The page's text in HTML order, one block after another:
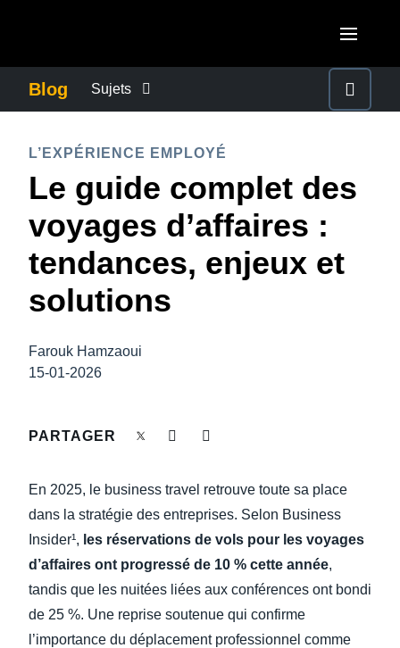
Canada (Français)
México (Español)
Brasil (Português)
EUROPE
United Kingdom (English)
France (Français)
Deutschland (Deutsch)
Finland (English)
España (Español)
Norway (English)
ASIA PACIFIC
Australia (English)
India (English)
Blog Sujets
CONTINUITÉ DES AFFAIRES
CONTRÔLE DES COÛTS DE L’ENTREPRISE
CROISSANCE ET OPTIMISATION
DÉVELOPPEMENT DURABLE
FRAUDE ET CONFORMITÉ
L’EXPÉRIENCE EMPLOYÉ
L’EXPÉRIENCE EMPLOYÉ
Le guide complet des
voyages d’affaires :
tendances, enjeux et
solutions
Farouk Hamzaoui
15-01-2026
PARTAGER
En 2025, le business travel retrouve toute sa place
dans la stratégie des entreprises. Selon Business
Insider¹, les réservations de vols pour les voyages
d’affaires ont progressé de 10 % cette année,
tandis que les nuitées liées aux conférences ont bondi
de 25 %. Une reprise soutenue qui confirme
l’importance du déplacement professionnel comme